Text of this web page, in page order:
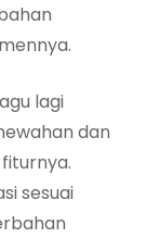
lagi
dan
sesuai